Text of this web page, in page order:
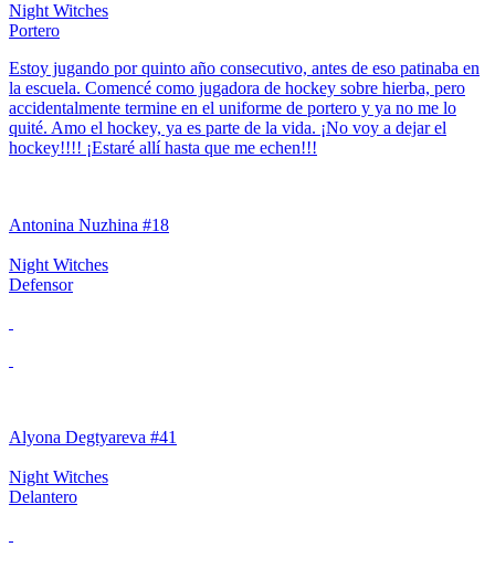
Night Witches
Portero
Estoy jugando por quinto año consecutivo, antes de eso patinaba en
la escuela. Comencé como jugadora de hockey sobre hierba, pero
accidentalmente termine en el uniforme de portero y ya no me lo
quité. Amo el hockey, ya es parte de la vida. ¡No voy a dejar el
hockey!!!! ¡Estaré allí hasta que me echen!!!
Antonina Nuzhina #18
Night Witches
Defensor
Alyona Degtyareva #41
Night Witches
Delantero